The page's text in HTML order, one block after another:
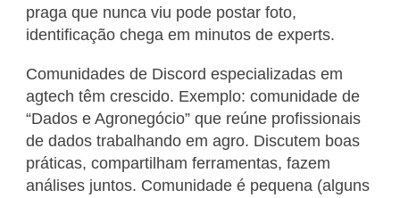
praga que nunca viu pode postar foto,
identificação chega em minutos de experts.
Comunidades de Discord especializadas em
agtech têm crescido. Exemplo: comunidade de
“Dados e Agronegócio” que reúne profissionais
de dados trabalhando em agro. Discutem boas
práticas, compartilham ferramentas, fazem
análises juntos. Comunidade é pequena (alguns